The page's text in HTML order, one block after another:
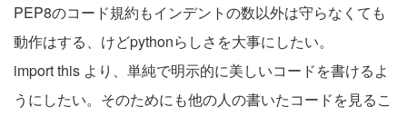
PEP8のコード規約もインデントの数以外は守らなくても
動作はする、けどpythonらしさを大事にしたい。
import this より、単純で明示的に美しいコードを書けるよ
うにしたい。そのためにも他の人の書いたコードを見るこ